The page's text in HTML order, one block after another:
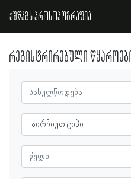
ქშწკგს პროსოპოგრაფია
რეგისტრირებული